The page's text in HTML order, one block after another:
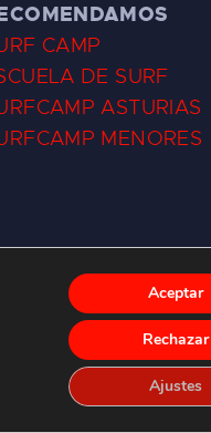
CAMP
DE SURF
ASTURIAS
MENORES
(ASTURIAS)
Aceptar
Rechazar
Ajustes